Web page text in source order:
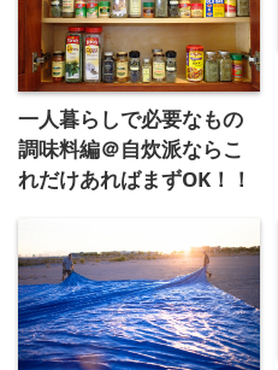
一人暮らしで必要なもの
調味料編＠自炊派ならこ
れだけあればまずOK！！